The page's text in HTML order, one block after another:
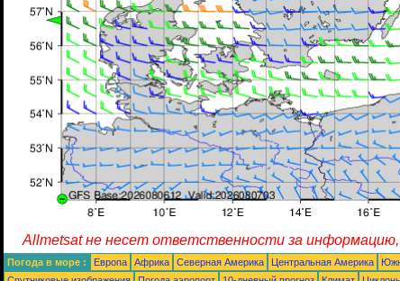
Allmetsat не несет ответственности за информацию,
Погода в море : Европа Африка Северная Америка Центральная Америка